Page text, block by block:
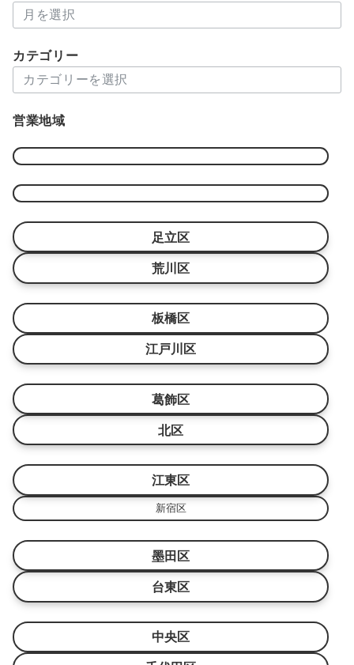
ー
イ
カテゴリー
テ
リ
営業地域
足立区
荒川区
板橋区
江戸川区
葛飾区
北区
江東区
新宿区
墨田区
台東区
中央区